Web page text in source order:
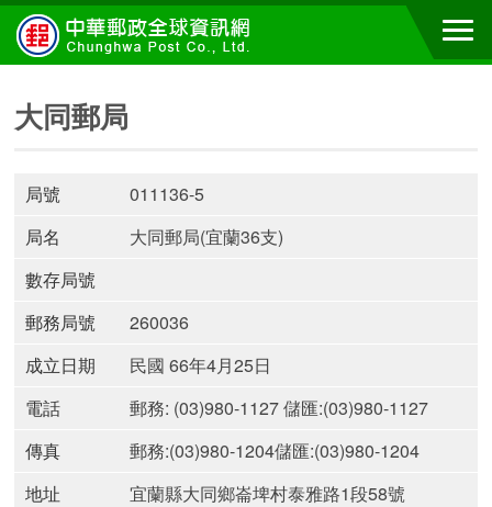
大同郵局
局號
011136-5
局名
大同郵局(宜蘭36支)
數存局號
郵務局號
260036
成立日期
民國 66年4月25日
電話
郵務: (03)980-1127 儲匯:(03)980-1127
傳真
郵務:(03)980-1204儲匯:(03)980-1204
地址
宜蘭縣大同鄉崙埤村泰雅路1段58號